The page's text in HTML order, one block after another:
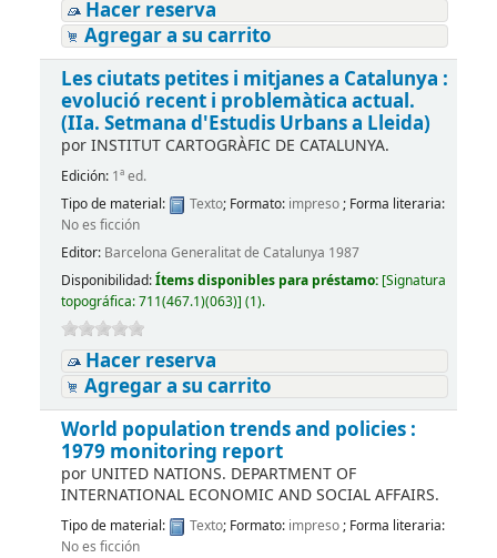
Hacer reserva
Agregar a su carrito
Les ciutats petites i mitjanes a Catalunya :
evolució recent i problemàtica actual.
(IIa. Setmana d'Estudis Urbans a Lleida)
porINSTITUT CARTOGRÀFIC DE CATALUNYA.
Edición: 1ª ed.
Tipo de material:
Texto; Formato: impreso; Forma literaria:
No es ficción
Editor: Barcelona Generalitat de Catalunya 1987
Disponibilidad:Ítems disponibles para préstamo: [Signatura
topográfica:711(467.1)(063)] (1).
Hacer reserva
Agregar a su carrito
World population trends and policies :
1979 monitoring report
por UNITED NATIONS. DEPARTMENT OF
INTERNATIONAL ECONOMIC AND SOCIAL AFFAIRS.
Tipo de material: Texto; Formato: impreso; Forma literaria:
No es ficción